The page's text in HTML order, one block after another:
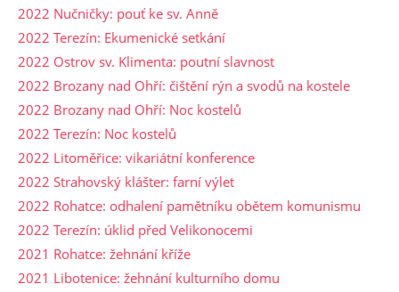
2022 Nučničky: pouť ke sv. Anně
2022 Terezín: Ekumenické setkání
2022 Ostrov sv. Klimenta: poutní slavnost
2022 Brozany nad Ohří: čištění rýn a svodů na kostele
2022 Brozany nad Ohří: Noc kostelů
2022 Terezín: Noc kostelů
2022 Litoměřice: vikariátní konference
2022 Strahovský klášter: farní výlet
2022 Rohatce: odhalení pamětníku obětem komunismu
2022 Terezín: úklid před Velikonocemi
2021 Rohatce: žehnání kříže
2021 Libotenice: žehnání kulturního domu